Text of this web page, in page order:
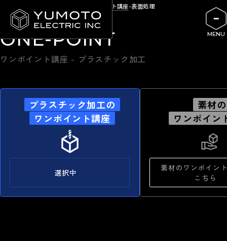
プラスチック加工のワンポイント講座 表面処理
ONE-POINT
ワンポイント講座 - プラスチック加工
プラスチック加工の
ワンポイント講座
選択中
素材の
ワンポイン
素材のワンポイン
こちら